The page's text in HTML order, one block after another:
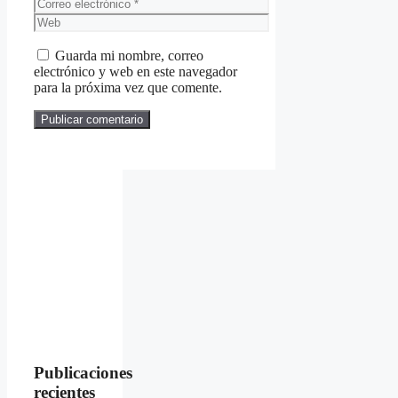
electrónico
Web
Guarda mi nombre, correo
electrónico y web en este navegador
para la próxima vez que comente.
Publicaciones
recientes